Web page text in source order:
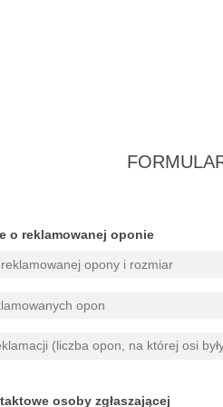
o reklamowanej oponie
osoby zgłaszającej